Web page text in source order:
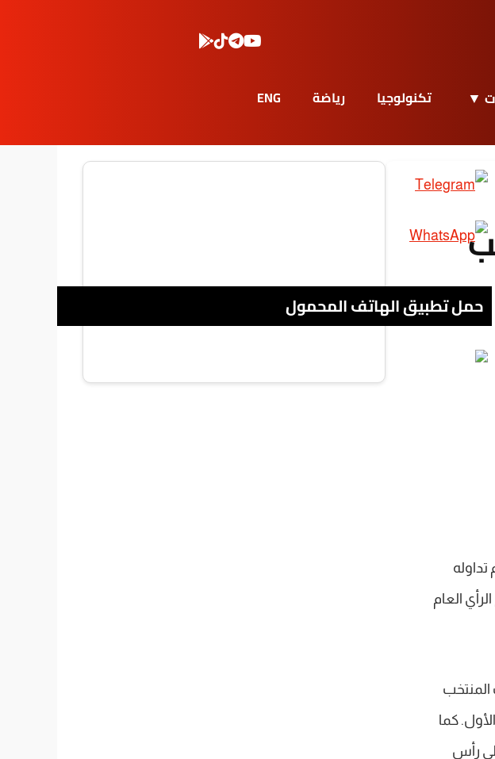
تكنولوجيا رياضة ENG
العام
المنتخب
الأول. كما
رأس
حمل تطبيق الهاتف المحمول